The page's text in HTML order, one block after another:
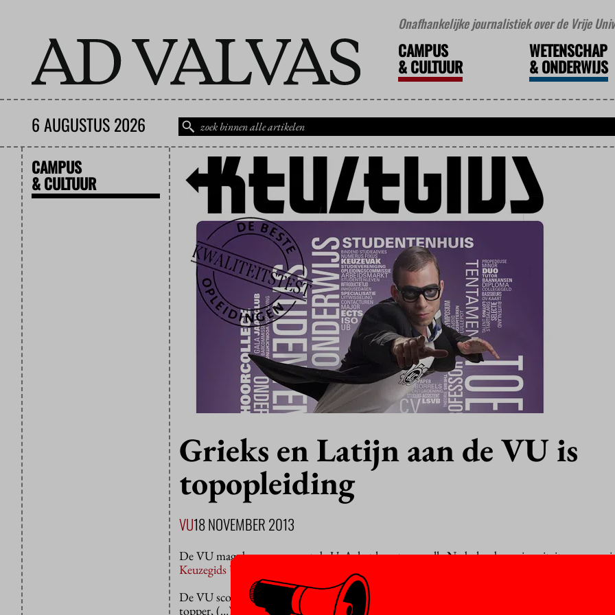
Onafhankelijke journalistiek over de Vrije
CAMPUS
&CULTUUR
WETENSCHAP
&ONDERWIJS
6 AUGUSTUS 2026
CAMPUS
& CULTUUR
Grieks en Latijn aan de VU is
topopleiding
VU18 NOVEMBER 2013
De VU mag dan, samen met de UvA, het laagste van alle Nederlandse universiteiten scoren
Keuzegids Universiteiten
, de VU-opleiding Grieks en Latijn behoren in diezelfde gids tot de
De VU scoort 80 punten, net iets minder dan Leiden, die 88 punten scoort. ‘Leiden is de
topper, (…) maar de VU doet daar niet veel voor onder, vooral inhoudelijk is deze studie